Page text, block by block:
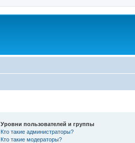
Уровни пользователей и группы
Кто такие администраторы?
Кто такие модераторы?